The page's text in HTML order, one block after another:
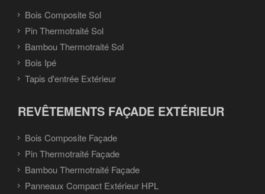
Bois Composite Sol
Pin Thermotraité Sol
Bambou Thermotraité Sol
Bois Ipé
Tapis d'entrée Extérieur
REVÊTEMENTS FAÇADE EXTÉRIEUR
Bois Composite Façade
Pin Thermotraité Façade
Bambou Thermotraité Façade
Panneaux Compact Extérieur HPL